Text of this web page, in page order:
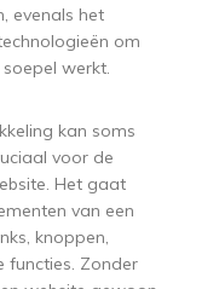
evenals het
om
werkt.
kan soms
voor de
Het gaat
van een
knoppen,
functies. Zonder